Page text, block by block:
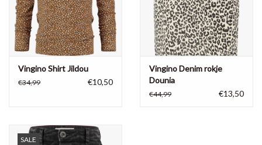
Vingino Shirt Jildou
€34,99 €10,50
Vingino Denim rokje
Dounia
€44,99 €13,50
SALE